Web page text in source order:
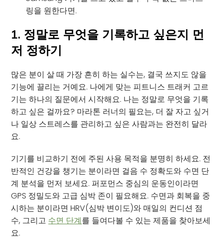
링을 원한다면.
1. 정말로 무엇을 기록하고 싶은지 먼
저 정하기
많은 분이 살 때 가장 흔히 하는 실수는, 결국 쓰지도 않을
기능에 끌리는 거예요. 나에게 맞는 피트니스 트래커 고르
기는 하나의 질문에서 시작해요. 나는 정말로 무엇을 기록
하고 싶은 걸까요? 마라톤 러너의 필요는, 더 잘 자고 싶거
나 일상 스트레스를 관리하고 싶은 사람과는 완전히 달라
요.
기기를 비교하기 전에 주된 사용 목적을 분명히 하세요. 전
반적인 건강을 챙기는 분이라면 걸음 수 정확도와 수면 단
계 분석을 먼저 보세요. 퍼포먼스 중심의 운동인이라면
GPS 정밀도와 고급 심박 존이 필요해요. 수면과 회복을 중
시하는 분이라면 HRV(심박 변이도)와 매일의 컨디션 점
수, 그리고 수면 단계를 들여다볼 수 있는 제품을 찾아보세
요.